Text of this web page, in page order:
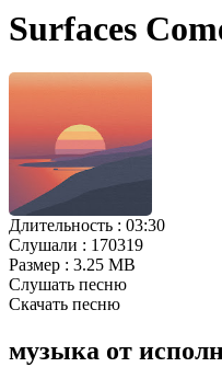
Surfaces
Длительность : 03:30
Слушали : 170319
Размер : 3.25 MB
Слушать песню
Скачать песню
музыка от